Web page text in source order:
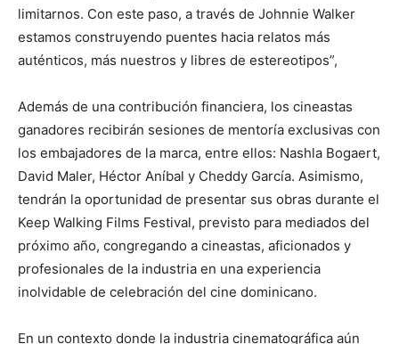
limitarnos. Con este paso, a través de Johnnie Walker
estamos construyendo puentes hacia relatos más
auténticos, más nuestros y libres de estereotipos”,
Además de una contribución financiera, los cineastas
ganadores recibirán sesiones de mentoría exclusivas con
los embajadores de la marca, entre ellos: Nashla Bogaert,
David Maler, Héctor Aníbal y Cheddy García. Asimismo,
tendrán la oportunidad de presentar sus obras durante el
Keep Walking Films Festival, previsto para mediados del
próximo año, congregando a cineastas, aficionados y
profesionales de la industria en una experiencia
inolvidable de celebración del cine dominicano.
En un contexto donde la industria cinematográfica aún